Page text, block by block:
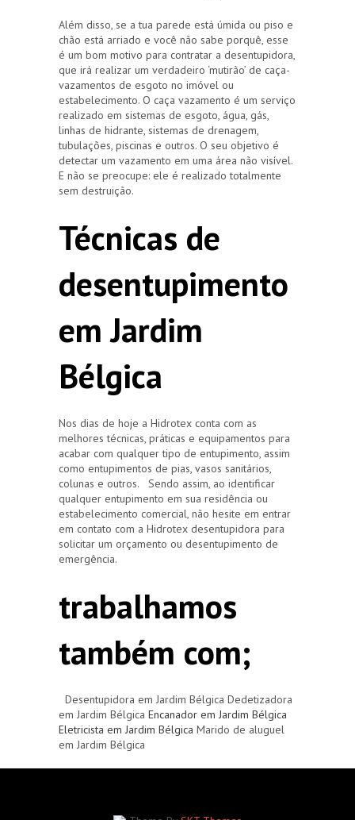
Além disso, se a tua parede está úmida ou piso e
chão está arriado e você não sabe porquê, esse
é um bom motivo para contratar a desentupidora,
que irá realizar um verdadeiro ‘mutirão’ de caça-
vazamentos de esgoto no imóvel ou
estabelecimento. O caça vazamento é um serviço
realizado em sistemas de esgoto, água, gás,
linhas de hidrante, sistemas de drenagem,
tubulações, piscinas e outros. O seu objetivo é
detectar um vazamento em uma área não visível.
E não se preocupe: ele é realizado totalmente
sem destruição.
Técnicas de
desentupimento
em Jardim
Bélgica
Nos dias de hoje a Hidrotex conta com as
melhores técnicas, práticas e equipamentos para
acabar com qualquer tipo de entupimento, assim
como entupimentos de pias, vasos sanitários,
colunas e outros. Sendo assim, ao identificar
qualquer entupimento em sua residência ou
estabelecimento comercial, não hesite em entrar
em contato com a Hidrotex desentupidora para
solicitar um orçamento ou desentupimento de
emergência.
trabalhamos
também com;
Desentupidora em Jardim Bélgica Dedetizadora
em Jardim Bélgica Encanador em Jardim Bélgica
Eletricista em Jardim Bélgica Marido de aluguel
em Jardim Bélgica